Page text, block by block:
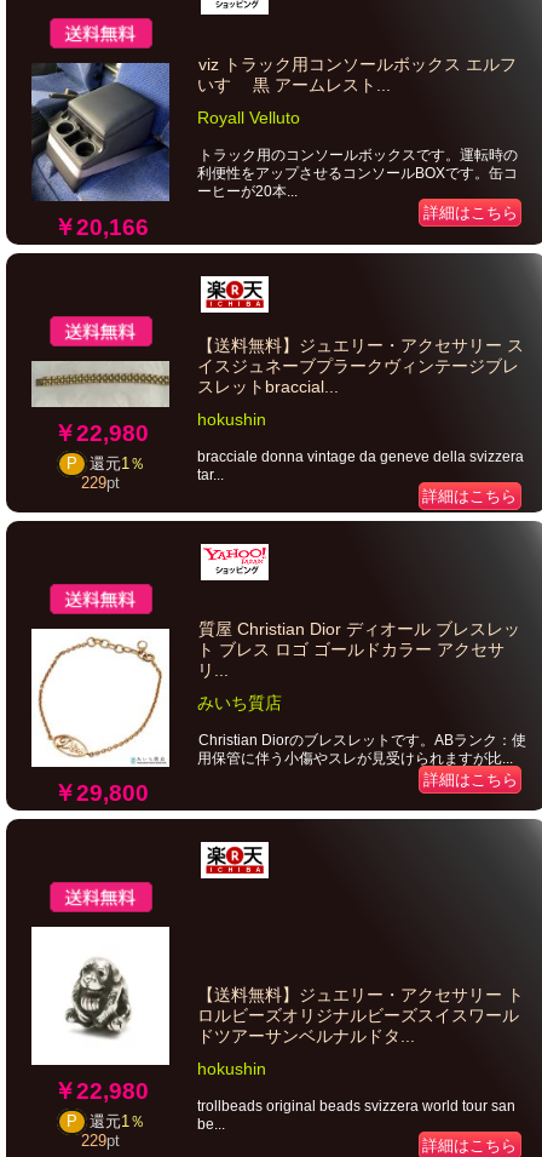
￥20,166
viz トラック用コンソールボックス エルフ
いすゞ 黒 アームレスト...
Royall Velluto
トラック用のコンソールボックスです。運転時の
利便性をアップさせるコンソールBOXです。缶コ
ーヒーが20本...
詳細はこちら
￥22,980
P 還元1％
229pt
【送料無料】ジュエリー・アクセサリー ス
イスジュネーブプラークヴィンテージブレ
スレットbraccial...
hokushin
bracciale donna vintage da geneve della svizzera
tar...
詳細はこちら
￥29,800
質屋 Christian Dior ディオール ブレスレッ
ト ブレス ロゴ ゴールドカラー アクセサ
リ...
みいち質店
Christian Diorのブレスレットです。ABランク：使
用保管に伴う小傷やスレが見受けられますが比...
詳細はこちら
￥22,980
P 還元1％
229pt
【送料無料】ジュエリー・アクセサリー ト
ロルビーズオリジナルビーズスイスワール
ドツアーサンベルナルドタ...
hokushin
trollbeads original beads svizzera world tour san
be...
詳細はこちら